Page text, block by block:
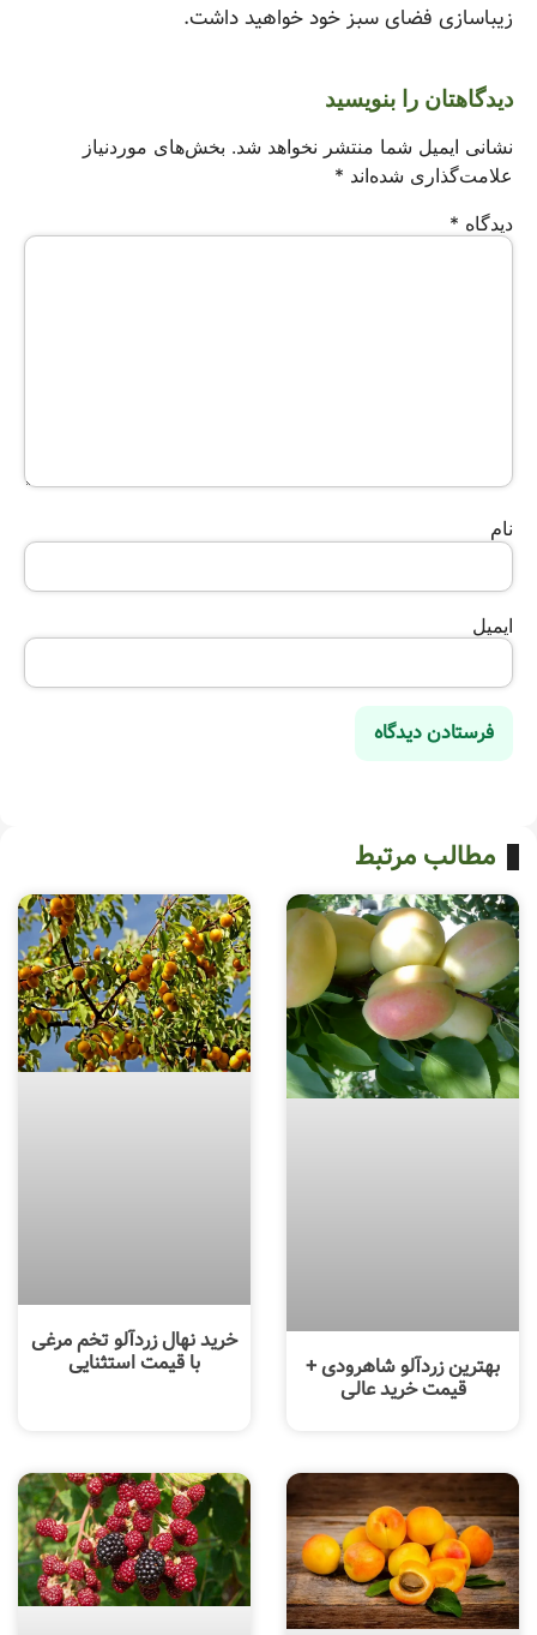
زیباسازی فضای سبز خود خواهید داشت.
دیدگاهتان را بنویسید
نشانی ایمیل شما منتشر نخواهد شد. بخش‌های موردنیاز
علامت‌گذاری شده‌اند *
دیدگاه *
نام
ایمیل
مطالب مرتبط
بهترین زردآلو شاهرودی +
قیمت خرید عالی
خرید نهال زردآلو تخم مرغی
با قیمت استثنایی